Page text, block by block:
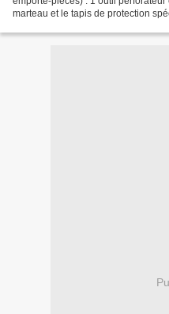
marteau et le tapis de protection